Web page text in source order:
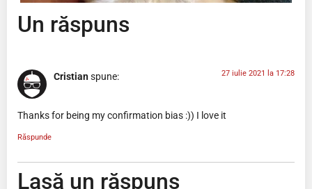
Un răspuns
Cristianspune: 27 iulie 2021 la 17:28
Thanks for being my confirmation bias :)) I love it
Răspunde
Lasă un răspuns